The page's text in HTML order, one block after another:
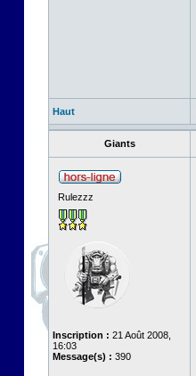
Haut
Giants
Rulezzz
Inscription : 21 Août 2008,
16:03
Message(s) : 390